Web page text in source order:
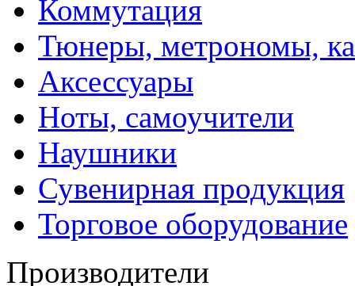
Коммутация
Тюнеры, метрономы,
Аксессуары
Ноты, самоучители
Наушники
Сувенирная продукция
Торговое оборудование
Производители